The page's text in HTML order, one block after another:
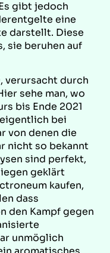
gibt jedoch
eine
darstellt. Diese
sie beruhen auf
verursacht durch
sehe man, wo
bis Ende 2021
bei
von denen die
nicht so bekannt
sind perfekt,
geklärt
kaufen,
dass
den Kampf gegen
unmöglich